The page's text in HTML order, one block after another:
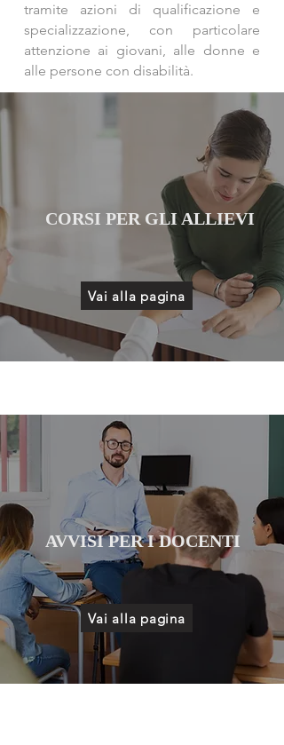
tramite azioni di qualificazione e
specializzazione, con particolare
attenzione ai giovani, alle donne e
alle persone con disabilità.
CORSI PER GLI ALLIEVI
Vai alla pagina
AVVISI PER I DOCENTI
Vai alla pagina